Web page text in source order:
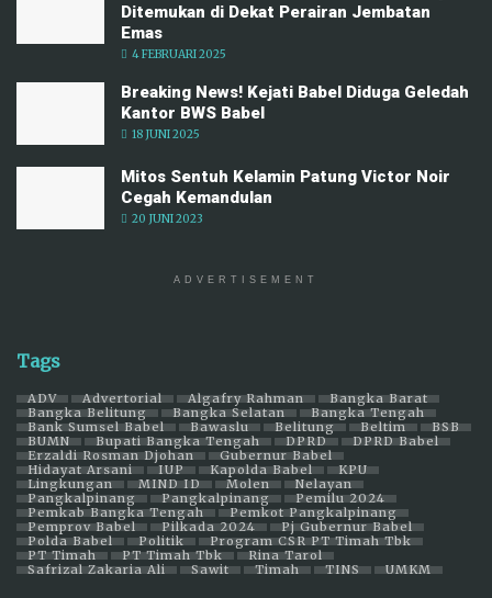
Ditemukan di Dekat Perairan Jembatan
Emas
4 FEBRUARI 2025
Breaking News! Kejati Babel Diduga Geledah
Kantor BWS Babel
18 JUNI 2025
Mitos Sentuh Kelamin Patung Victor Noir
Cegah Kemandulan
20 JUNI 2023
ADVERTISEMENT
Tags
ADV Advertorial Algafry Rahman
Bangka Barat
Bangka Belitung
Bangka Selatan
Bangka Tengah
Bank Sumsel Babel
Bawaslu Belitung Beltim
BSB
BUMN
Bupati Bangka Tengah DPRD
DPRD Babel
Erzaldi Rosman Djohan
Gubernur Babel
Hidayat Arsani
IUP Kapolda Babel
KPU
Lingkungan
MIND ID Molen
Nelayan
Pangkalpinang
Pangkalpinang
Pemilu 2024
Pemkab Bangka Tengah
Pemkot Pangkalpinang
Pemprov Babel
Pilkada 2024
Pj Gubernur Babel
Polda Babel
Politik
Program CSR PT Timah Tbk
PT Timah
PT Timah Tbk
Rina Tarol
Safrizal Zakaria Ali
Sawit Timah TINS UMKM